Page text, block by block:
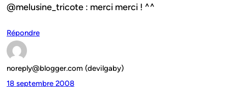
@melusine_tricote : merci merci ! ^^
Répondre
noreply@blogger.com (devilgaby)
18 septembre 2008